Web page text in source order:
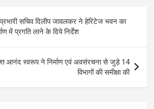
e
n
g
e
t
e
r
l
r
a
m
सचिव दिलीप जावलकर ने हेरिटेज भवन का
में प्रगति लाने के दिये निर्देश
आनंद स्वरूप ने निर्माण एवं अवसंरचना से जुड़े 14
विभागों की समीक्षा की